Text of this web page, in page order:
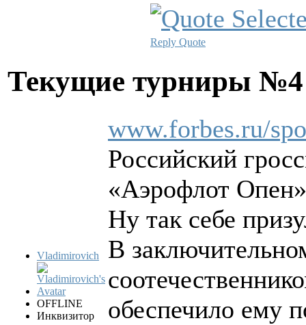
Reply Quote
Текущие турниры
Vladimirovich
OFFLINE
Инквизитор
www.forbes.ru/
Российский
«Аэрофлот
Ну так себе
В
обеспечило ему